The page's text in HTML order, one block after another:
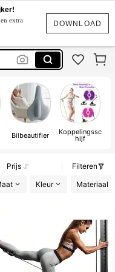
DOWNLOAD
extra
Bilbeautifier Koppelingssc
hijf
Prijs
Filteren
Kleur Materiaal